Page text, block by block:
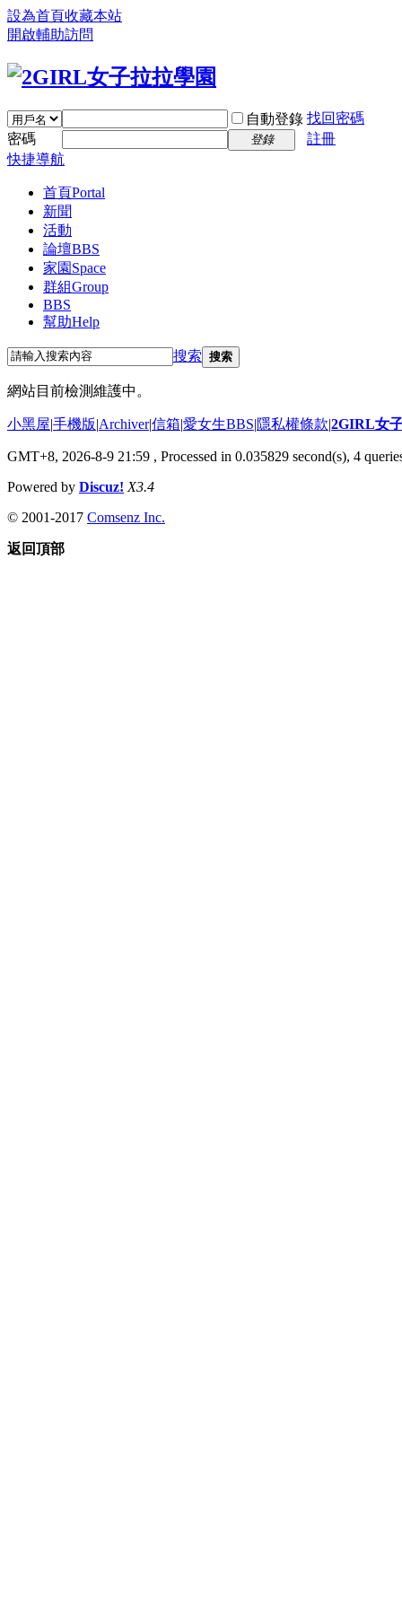
設為首頁收藏本站
開啟輔助訪問
自動登錄 找回密碼
密碼
登錄
註冊
快捷導航
首頁Portal
新聞
活動
論壇BBS
家園 Space
群組Group
BBS
幫助Help
搜索 搜索
網站目前檢測維護中。
小黑屋|手機版|Archiver|信箱|愛女生BBS|隱私權條款|2GIRL女
GMT+8, 2026-8-9 21:59 , Processed in 0.035829 second(s), 4
Powered by Discuz! X3.4
© 2001-2017 Comsenz Inc.
返回頂部